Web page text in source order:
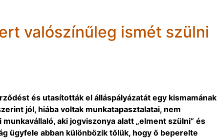
valószínűleg ismét szülni
és utasították el álláspályázatát egy kismamának
jól, hiába voltak munkatapasztalatai, nem
aki jogviszonya alatt „elment szülni” és
ügyfele abban különbözik tőlük, hogy ő beperelte